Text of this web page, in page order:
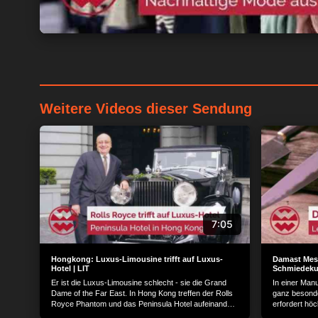
Wir und unsere
verarbeiten
Gerät für
Serviceentwicklung
genaue
o. a.
Informationen
Bitte
stattfinden kann,
gelten lediglich für
widerrufen, indem
Weitere Videos dieser Sendung
7:05
Hongkong: Luxus-Limousine trifft auf Luxus-
Hotel | LIT
Er ist die Luxus-Limousine schlecht - sie die Grand
Dame of the Far East. In Hong Kong treffen der Rolls
Royce Phantom und das Peninsula Hotel aufeinander.
Damast
In einer
ganz
erfordert